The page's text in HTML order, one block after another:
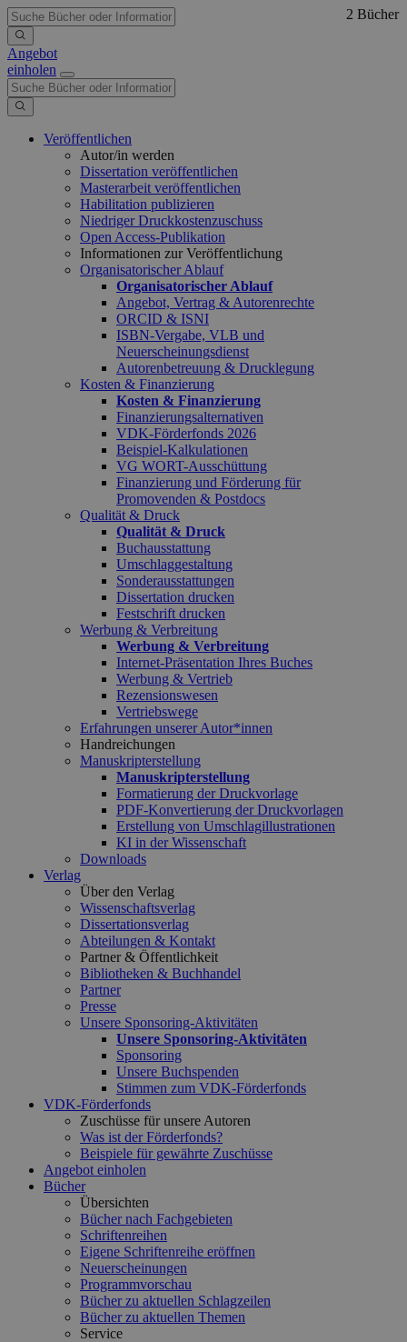
Angebot
einholen
Veröffentlichen
Autor/in werden
Dissertation veröffentlichen
Masterarbeit veröffentlichen
Habilitation publizieren
Niedriger Druckkostenzuschuss
Open Access-Publikation
Informationen zur Veröffentlichung
Organisatorischer Ablauf
Organisatorischer Ablauf
Angebot, Vertrag & Autorenrechte
ORCID & ISNI
ISBN-Vergabe, VLB und
Neuerscheinungsdienst
Autorenbetreuung & Drucklegung
Kosten & Finanzierung
Kosten & Finanzierung
Finanzierungsalternativen
VDK-Förderfonds 2026
Beispiel-Kalkulationen
VG WORT-Ausschüttung
Finanzierung und Förderung für
Promovenden & Postdocs
Qualität & Druck
Qualität & Druck
Buchausstattung
Umschlaggestaltung
Sonderausstattungen
Dissertation drucken
Festschrift drucken
Werbung & Verbreitung
Werbung & Verbreitung
Internet-Präsentation Ihres Buches
Werbung & Vertrieb
Rezensionswesen
Vertriebswege
Erfahrungen unserer Autor*innen
Handreichungen
Manuskripterstellung
Manuskripterstellung
Formatierung der Druckvorlage
PDF-Konvertierung der Druckvorlagen
Erstellung von Umschlagillustrationen
KI in der Wissenschaft
Downloads
Verlag
Über den Verlag
Wissenschaftsverlag
Dissertationsverlag
Abteilungen & Kontakt
Partner & Öffentlichkeit
Bibliotheken & Buchhandel
Partner
Presse
Unsere Sponsoring-Aktivitäten
Unsere Sponsoring-Aktivitäten
Sponsoring
Unsere Buchspenden
Stimmen zum VDK-Förderfonds
VDK-Förderfonds
Zuschüsse für unsere Autoren
Was ist der Förderfonds?
Beispiele für gewährte Zuschüsse
Angebot einholen
Bücher
Übersichten
Bücher nach Fachgebieten
Schriftenreihen
Eigene Schriftenreihe eröffnen
Neuerscheinungen
Programmvorschau
Bücher zu aktuellen Schlagzeilen
Bücher zu aktuellen Themen
Service
2 Bücher